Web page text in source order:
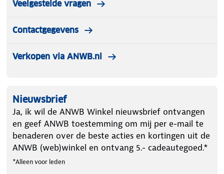
Let op kleding mag worden gepast maar niet
kunnen niet terugnemen!
Veelgestelde vragen
Contactgegevens
Verkopen via ANWB.nl
Nieuwsbrief
Ja, ik wil de ANWB Winkel nieuwsbrief ontvangen
en geef ANWB toestemming om mij per e-mail te
benaderen over de beste acties en kortingen uit de
ANWB (web)winkel en ontvang 5.- cadeautegoed.*
*Alleen voor leden